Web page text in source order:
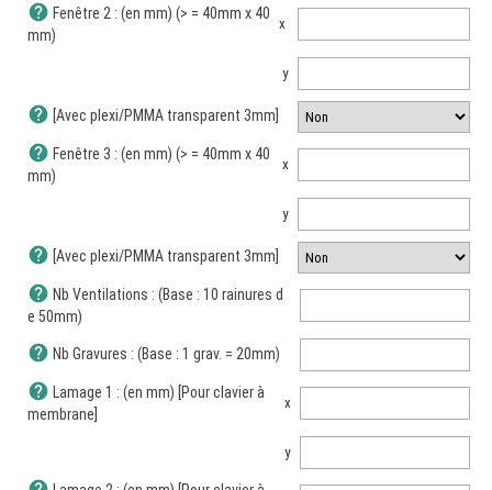
help Fenêtre 2 : (en mm) (> = 40mm x 40
mm)
x
y
help [Avec plexi/PMMA transparent 3mm]
help Fenêtre 3 : (en mm) (> = 40mm x 40
mm)
x
y
help [Avec plexi/PMMA transparent 3mm]
help Nb Ventilations : (Base : 10 rainures d
e 50mm)
help Nb Gravures : (Base : 1 grav. = 20mm)
help Lamage 1 : (en mm) [Pour clavier à
membrane]
x
y